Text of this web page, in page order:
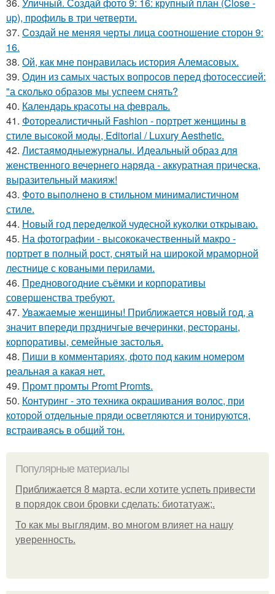
up), профиль в три четверти.
37. Создай не меняя черты лица соотношение сторон 9:
16.
38. Ой, как мне понравилась история Алемасовых.
39. Один из самых частых вопросов перед фотосессией:
"а сколько образов мы успеем снять?
40. Календарь красоты на февраль.
41. Фотореалистичный Fashion - портрет женщины в
стиле высокой моды, Editorial / Luxury Aesthetic.
42. Листаямодныежурналы. Идеальный образ для
женственного вечернего наряда - аккуратная прическа,
выразительный макияж!
43. Фото выполнено в стильном минималистичном
стиле.
44. Новый год переделкой чудесной куколки открываю.
45. На фотографии - высококачественный макро -
портрет в полный рост, снятый на широкой мраморной
лестнице с коваными перилами.
46. Предновогодние съёмки и корпоративы
совершенства требуют.
47. Уважаемые женщины! Приближается новый год, а
значит впереди прздничгые вечеринки, рестораны,
корпоративы, семейные застолья.
48. Пиши в комментариях, фото под каким номером
реальная а какая нет.
49. Промт промты Promt Promts.
50. Контуринг - это техника окрашивания волос, при
которой отдельные пряди осветляются и тонируются,
встраиваясь в общий тон.
Популярные материалы
Приближается 8 марта, если хотите успеть привести
в порядок свои бровки сделать: биотатуаж;.
То как мы выглядим, во многом влияет на нашу
уверенность.